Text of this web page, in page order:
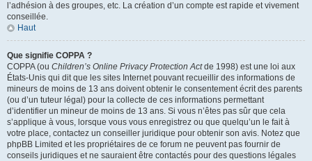
l’adhésion à des groupes, etc. La création d’un compte est rapide et vivement
conseillée.
Haut
Que signifie COPPA ?
COPPA (ou Children’s Online Privacy Protection Actde 1998) est une loi aux
États-Unis qui dit que les sites Internet pouvant recueillir des informations de
mineurs de moins de 13 ans doivent obtenir le consentement écrit des parents
(ou d’un tuteur légal) pour la collecte de ces informations permettant
d’identifier un mineur de moins de 13 ans. Si vous n’êtes pas sûr que cela
s’applique à vous, lorsque vous vous enregistrez ou que quelqu’un le fait à
votre place, contactez un conseiller juridique pour obtenir son avis. Notez que
phpBB Limited et les propriétaires de ce forum ne peuvent pas fournir de
conseils juridiques et ne sauraient être contactés pour des questions légales